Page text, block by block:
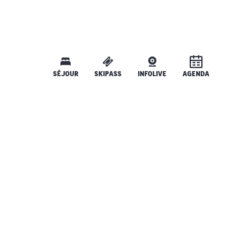
SÉJOUR SKIPASS INFOLIVE AGENDA